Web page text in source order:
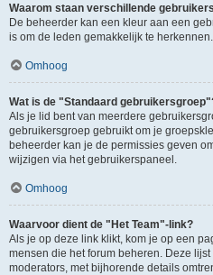
Waarom staan verschillende
De beheerder kan een kleur aan een
is om de leden gemakkelijk te herkennen.
Omhoog
Wat is de "Standaard
Als je lid bent van meerdere
gebruikersgroep gebruikt om je
beheerder kan je de permissies geven
wijzigen via het gebruikerspaneel.
Omhoog
Waarvoor dient de "Het Team"-link?
Als je op deze link klikt, kom je op een
mensen die het forum beheren. Deze
moderators, met bijhorende details